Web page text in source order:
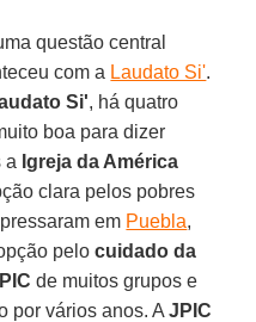
questão central
com a Laudato Si'.
Si', há quatro
boa para dizer
a Igreja da América
clara pelos pobres
em Puebla,
pelocuidado da
de muitos grupos e
por vários anos. AJPIC